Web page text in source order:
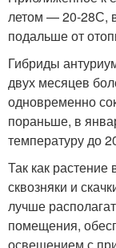
летом — 20-28С,
подальше от
Гибриды
двух месяцев
одновременно
пораньше, в
температуру до
Так как
сквозняки и
лучше
помещения,